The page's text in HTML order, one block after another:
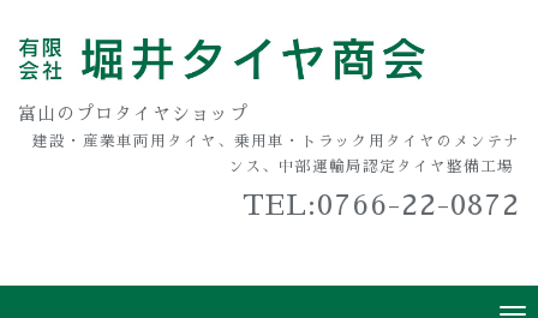
富山のプロタイヤショップ
建設・産業車両用タイヤ、乗用車・トラック用タイヤのメンテナ
ンス、中部運輸局認定タイヤ整備工場
TEL:0766-22-0872